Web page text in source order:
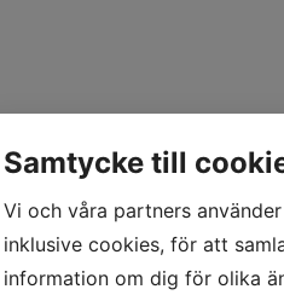
Samtycke till
Vi och våra partners
inklusive cookies, för att
information om dig för olika